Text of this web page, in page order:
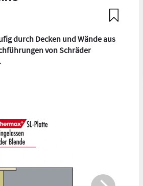
durch Decken und Wände aus
von Schräder